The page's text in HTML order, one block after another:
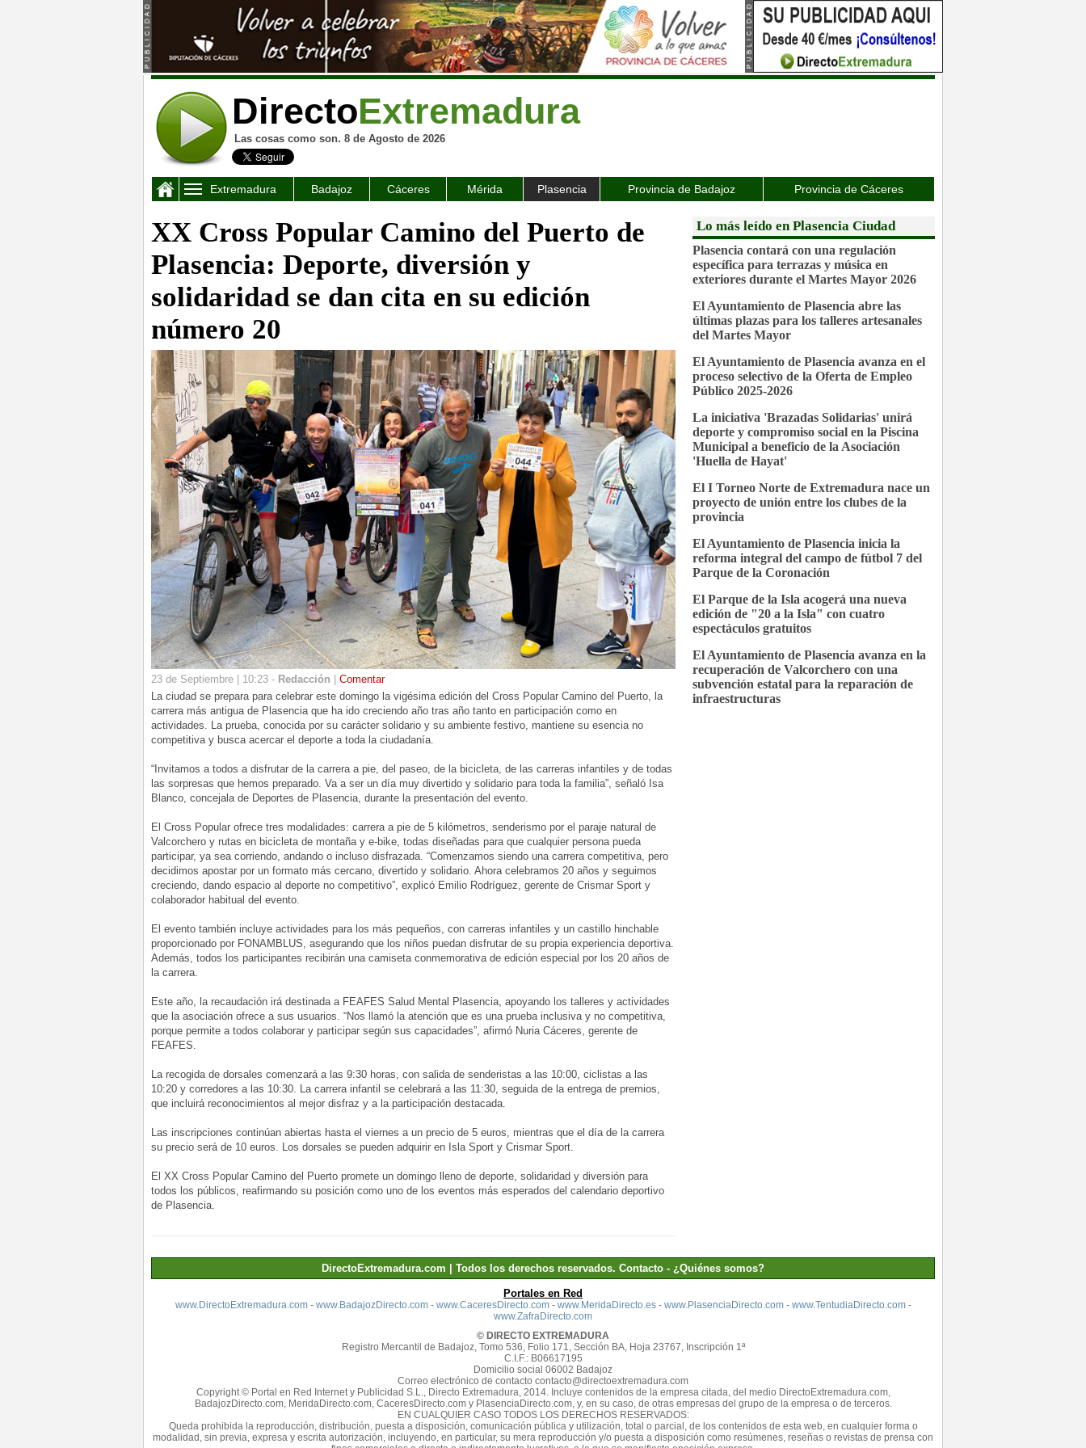
DirectoExtremadura
Las cosas como son. 8 de Agosto de 2026
Extremadura Badajoz Cáceres Mérida Plasencia Provincia de Badajoz Provincia de Cáceres
XX Cross Popular Camino del Puerto de
Plasencia: Deporte, diversión y
solidaridad se dan cita en su edición
número 20
23 de Septiembre | 10:23 - Redacción
Comentar
La ciudad se prepara para celebrar este domingo la vigésima edición del Cross Popular Camino del Puerto, la
carrera más antigua de Plasencia que ha ido creciendo año tras año tanto en participación como en
actividades. La prueba, conocida por su carácter solidario y su ambiente festivo, mantiene su esencia no
competitiva y busca acercar el deporte a toda la ciudadanía.
“Invitamos a todos a disfrutar de la carrera a pie, del paseo, de la bicicleta, de las carreras infantiles y de todas
las sorpresas que hemos preparado. Va a ser un día muy divertido y solidario para toda la familia”, señaló Isa
Blanco, concejala de Deportes de Plasencia, durante la presentación del evento.
El Cross Popular ofrece tres modalidades: carrera a pie de 5 kilómetros, senderismo por el paraje natural de
Valcorchero y rutas en bicicleta de montaña y e-bike, todas diseñadas para que cualquier persona pueda
participar, ya sea corriendo, andando o incluso disfrazada. “Comenzamos siendo una carrera competitiva, pero
decidimos apostar por un formato más cercano, divertido y solidario. Ahora celebramos 20 años y seguimos
creciendo, dando espacio al deporte no competitivo”, explicó Emilio Rodríguez, gerente de Crismar Sport y
colaborador habitual del evento.
El evento también incluye actividades para los más pequeños, con carreras infantiles y un castillo hinchable
proporcionado por FONAMBLUS, asegurando que los niños puedan disfrutar de su propia experiencia deportiva.
Además, todos los participantes recibirán una camiseta conmemorativa de edición especial por los 20 años de
la carrera.
Este año, la recaudación irá destinada a FEAFES Salud Mental Plasencia, apoyando los talleres y actividades
que la asociación ofrece a sus usuarios. “Nos llamó la atención que es una prueba inclusiva y no competitiva,
porque permite a todos colaborar y participar según sus capacidades”, afirmó Nuria Cáceres, gerente de
FEAFES.
La recogida de dorsales comenzará a las 9:30 horas, con salida de senderistas a las 10:00, ciclistas a las
10:20 y corredores a las 10:30. La carrera infantil se celebrará a las 11:30, seguida de la entrega de premios,
que incluirá reconocimientos al mejor disfraz y a la participación destacada.
Las inscripciones continúan abiertas hasta el viernes a un precio de 5 euros, mientras que el día de la carrera
su precio será de 10 euros. Los dorsales se pueden adquirir en Isla Sport y Crismar Sport.
El XX Cross Popular Camino del Puerto promete un domingo lleno de deporte, solidaridad y diversión para
todos los públicos, reafirmando su posición como uno de los eventos más esperados del calendario deportivo
de Plasencia.
Lo más leído en Plasencia Ciudad
Plasencia contará con una regulación
específica para terrazas y música en
exteriores durante el Martes Mayor 2026
El Ayuntamiento de Plasencia abre las
últimas plazas para los talleres artesanales
del Martes Mayor
El Ayuntamiento de Plasencia avanza en el
proceso selectivo de la Oferta de Empleo
Público 2025-2026
La iniciativa 'Brazadas Solidarias' unirá
deporte y compromiso social en la Piscina
Municipal a beneficio de la Asociación
'Huella de Hayat'
El I Torneo Norte de Extremadura nace un
proyecto de unión entre los clubes de la
provincia
El Ayuntamiento de Plasencia inicia la
reforma integral del campo de fútbol 7 del
Parque de la Coronación
El Parque de la Isla acogerá una nueva
edición de "20 a la Isla" con cuatro
espectáculos gratuitos
El Ayuntamiento de Plasencia avanza en la
recuperación de Valcorchero con una
subvención estatal para la reparación de
infraestructuras
DirectoExtremadura.com | Todos los derechos reservados. Contacto - ¿Quiénes somos?
Portales en Red
www.DirectoExtremadura.com- www.BadajozDirecto.com- www.CaceresDirecto.com- www.MeridaDirecto.es- www.PlasenciaDirecto.com- www.TentudiaDirecto.com-
www.ZafraDirecto.com
© DIRECTO EXTREMADURA
Registro Mercantil de Badajoz, Tomo 536, Folio 171, Sección BA, Hoja 23767, Inscripción 1ª
C.I.F.: B06617195
Domicilio social 06002 Badajoz
Correo electrónico de contacto contacto@directoextremadura.com
Copyright © Portal en Red Internet y Publicidad S.L., Directo Extremadura, 2014. Incluye contenidos de la empresa citada, del medio DirectoExtremadura.com,
BadajozDirecto.com, MeridaDirecto.com, CaceresDirecto.com y PlasenciaDirecto.com, y, en su caso, de otras empresas del grupo de la empresa o de terceros.
EN CUALQUIER CASO TODOS LOS DERECHOS RESERVADOS:
Queda prohibida la reproducción, distribución, puesta a disposición, comunicación pública y utilización, total o parcial, de los contenidos de esta web, en cualquier forma o
modalidad, sin previa, expresa y escrita autorización, incluyendo, en particular, su mera reproducción y/o puesta a disposición como resúmenes, reseñas o revistas de prensa con